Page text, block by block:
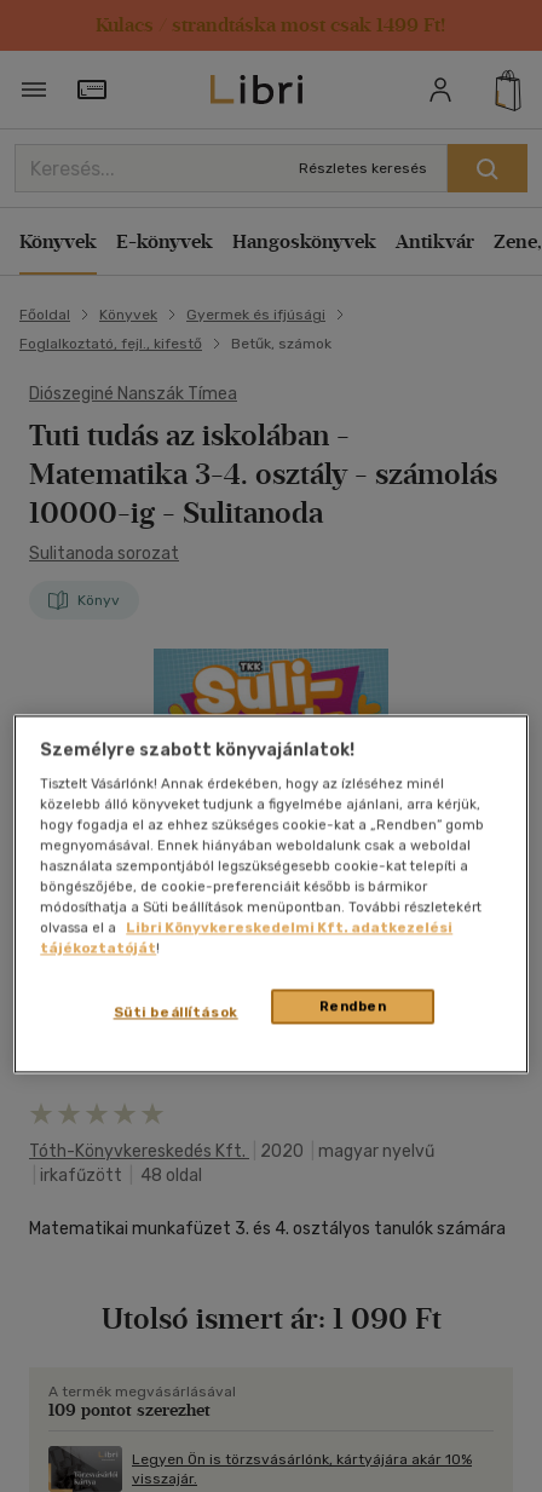
Kulacs / strandtáska most csak 1499 Ft!
Törzsvásárlói Kártya adatai
Részletes keresés
Könyvek E-könyvek Hangoskönyvek Antikvár
Főoldal Könyvek
Gyermek és ifjúsági
Foglalkoztató, fejl., kifestő
Betűk, számok
Diószeginé Nanszák Tímea
Tuti tudás az iskolában -
Matematika 3-4. osztály - számolás
10000-ig - Sulitanoda
Sulitanoda sorozat
Könyv
Tóth-Könyvkereskedés Kft. 2020
magyar nyelvű
irkafűzött 48 oldal
Matematikai munkafüzet 3. és 4. osztályos tanulók számára
Utolsó ismert ár: 1 090 Ft
A termék megvásárlásával
109 pontot szerezhet
Legyen Ön is törzsvásárlónk, kártyájára akár 10%
visszajár.
Személyre szabott könyvajánlatok!
Tisztelt Vásárlónk! Annak érdekében, hogy az ízléséhez minél
közelebb álló könyveket tudjunk a figyelmébe ajánlani, arra kérjük,
hogy fogadja el az ehhez szükséges cookie-kat a „Rendben” gomb
megnyomásával. Ennek hiányában weboldalunk csak a weboldal
használata szempontjából legszükségesebb cookie-kat telepíti a
böngészőjébe, de cookie-preferenciáit később is bármikor
módosíthatja a Süti beállítások menüpontban. További részletekért
olvassa el a
Libri Könyvkereskedelmi Kft. adatkezelési
tájékoztatóját!
Rendben
Süti beállítások